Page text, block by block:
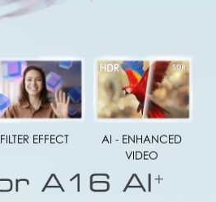
FILTER EFFECT AI - ENHANCED
VIDEO